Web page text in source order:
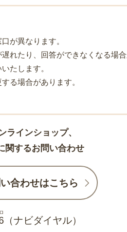
が異なります。
れたり、回答ができなくなる場
たします。
る場合があります。
ラインショップ、
関するお問い合わせ
合わせはこちら
（ナビダイヤル）